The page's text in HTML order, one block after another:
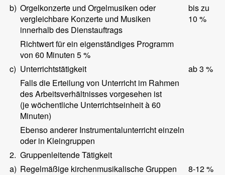
b) Orgelkonzerte und Orgelmusiken oder
vergleichbare Konzerte und Musiken
innerhalb des Dienstauftrags
bis zu
10 %
Richtwert für ein eigenständiges Programm
von 60 Minuten 5 %
c) Unterrichtstätigkeit
ab 3 %
Falls die Erteilung von Unterricht im Rahmen
des Arbeitsverhältnisses vorgesehen ist
(je wöchentliche Unterrichtseinheit à 60
Minuten)
Ebenso anderer Instrumentalunterricht einzeln
oder in Kleingruppen
2. Gruppenleitende Tätigkeit
a) Regelmäßige kirchenmusikalische Gruppen
8-12 %